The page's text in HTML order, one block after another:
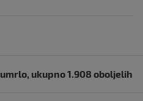
ukupno 1.908 oboljelih